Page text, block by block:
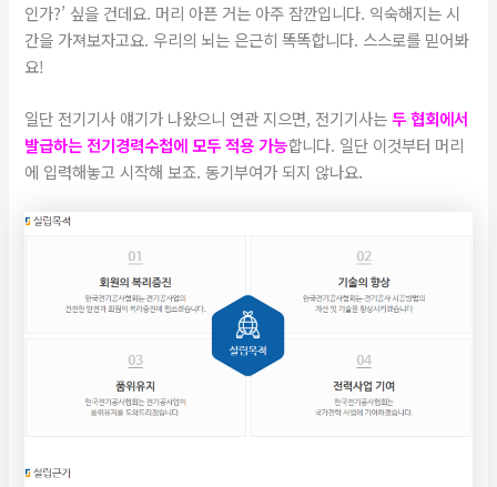
인가?’ 싶을 건데요. 머리 아픈 거는 아주 잠깐입니다. 익숙해지는 시
간을 가져보자고요. 우리의 뇌는 은근히 똑똑합니다. 스스로를 믿어봐
요!
​일단 전기기사 얘기가 나왔으니 연관 지으면, 전기기사는두 협회에서
발급하는 전기경력수첩에 모두 적용 가능합니다. 일단 이것부터 머리
에 입력해놓고 시작해 보죠. 동기부여가 되지 않나요.